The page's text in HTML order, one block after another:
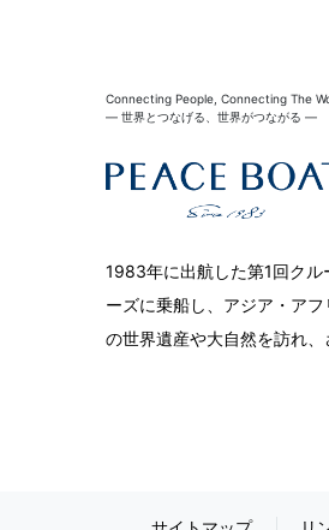
Connecting People, Connecting The
― 世界とつなげる、世界がつながる ―
1983年に出航した第1回ク
ーズに乗船し、アジア・ア
の世界遺産や大自然を訪れ